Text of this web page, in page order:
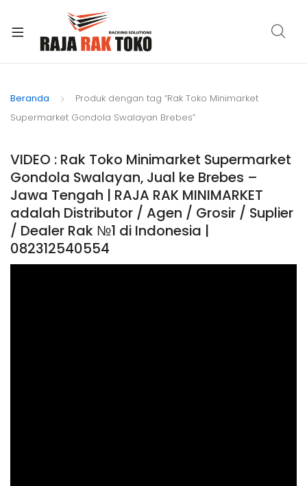
Beranda
Produk dengan tag “Rak Toko Minimarket
Supermarket Gondola Swalayan Brebes”
VIDEO : Rak Toko Minimarket Supermarket
Gondola Swalayan, Jual ke Brebes –
Jawa Tengah | RAJA RAK MINIMARKET
adalah Distributor / Agen / Grosir / Suplier
/ Dealer Rak №1 di Indonesia |
082312540554